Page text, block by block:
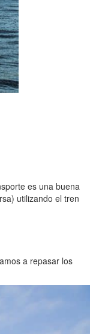
es una buena
utilizando el tren
a repasar los